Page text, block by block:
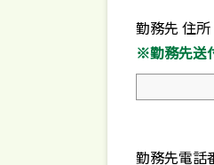
勤務先 住所
※勤務先送
勤務先電話